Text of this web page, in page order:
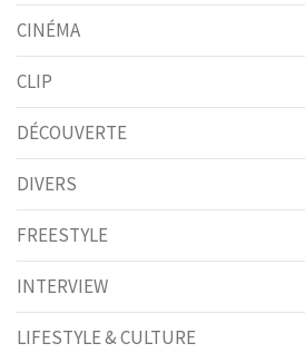
CINÉMA
CLIP
DÉCOUVERTE
DIVERS
FREESTYLE
INTERVIEW
LIFESTYLE & CULTURE